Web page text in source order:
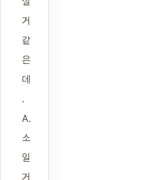
거
같
은
데
.
A.
소
일
거